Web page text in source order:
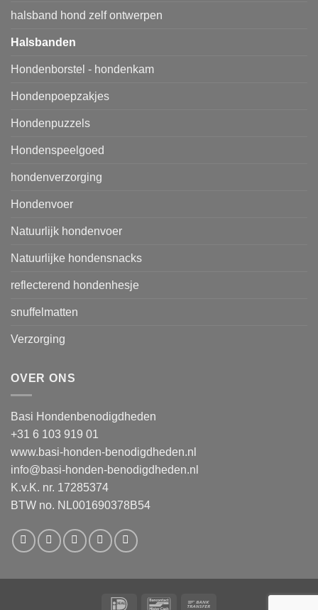
halsband hond zelf ontwerpen
Halsbanden
Hondenborstel - hondenkam
Hondenpoepzakjes
Hondenpuzzels
Hondenspeelgoed
hondenverzorging
Hondenvoer
Natuurlijk hondenvoer
Natuurlijke hondensnacks
reflecterend hondenhesje
snuffelmatten
Verzorging
OVER ONS
Basi Hondenbenodigdheden
+31 6 103 919 01
www.basi-honden-benodigdheden.nl
info@basi-honden-benodigdheden.nl
K.v.K. nr. 17285374
BTW no. NL001690378B54
IDeal Bancontact